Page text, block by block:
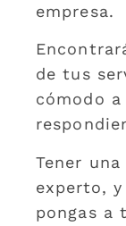
empresa.
de tus
cómodo
Tener
experto,
pongas a